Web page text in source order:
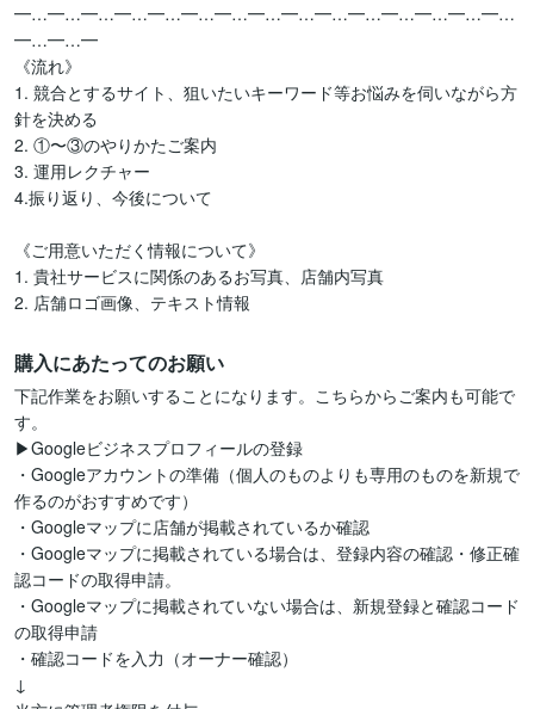
━…━…━…━…━…━…━…━…━…━…━…━…━…━…━…
━…━…━
《流れ》
1. 競合とするサイト、狙いたいキーワード等お悩みを伺いながら方
針を決める
2. ①〜③のやりかたご案内
3. 運用レクチャー
4.振り返り、今後について
《ご用意いただく情報について》
1. 貴社サービスに関係のあるお写真、店舗内写真
2. 店舗ロゴ画像、テキスト情報
購入にあたってのお願い
下記作業をお願いすることになります。こちらからご案内も可能で
す。
▶︎Googleビジネスプロフィールの登録
・Googleアカウントの準備（個人のものよりも専用のものを新規で
作るのがおすすめです）
・Googleマップに店舗が掲載されているか確認
・Googleマップに掲載されている場合は、登録内容の確認・修正確
認コードの取得申請。
・Googleマップに掲載されていない場合は、新規登録と確認コード
の取得申請
・確認コードを入力（オーナー確認）
↓